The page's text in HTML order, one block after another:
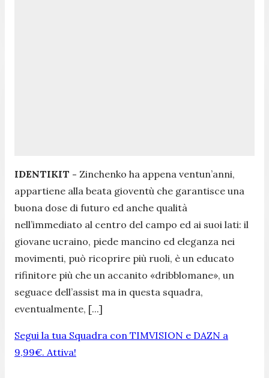
IDENTIKIT - Zinchenko ha appena ventun’anni,
appartiene alla beata gioventù che garantisce una
buona dose di futuro ed anche qualità
nell’immediato al centro del campo ed ai suoi lati: il
giovane ucraino, piede mancino ed eleganza nei
movimenti, può ricoprire più ruoli, è un educato
rifinitore più che un accanito «dribblomane», un
seguace dell’assist ma in questa squadra,
eventualmente, [...]
Segui la tua Squadra con TIMVISION e DAZN a
9,99€. Attiva!